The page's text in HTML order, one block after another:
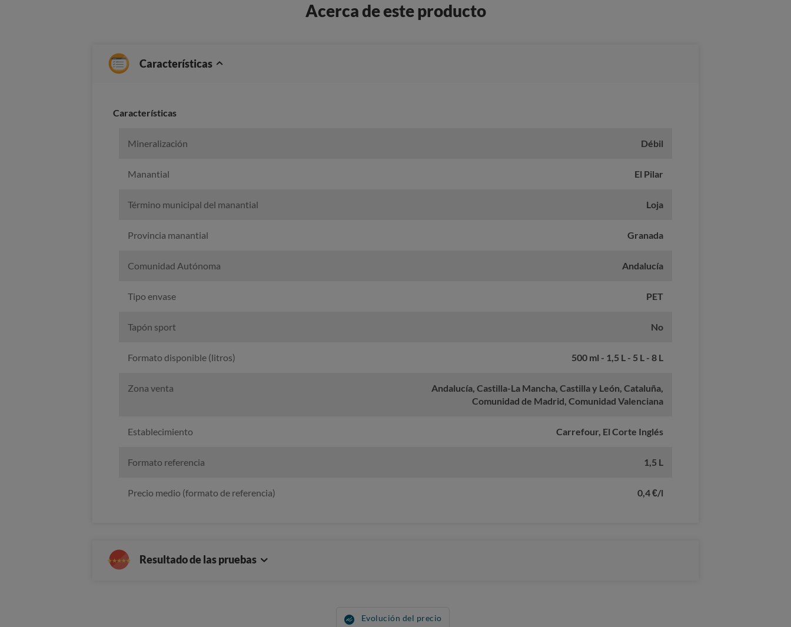
Acerca de este producto
Características
Caracterí­sticas
Mineralización Débil
Manantial El Pilar
Término municipal del manantial Loja
Provincia manantial Granada
Comunidad Autónoma Andalucía
Tipo envase PET
Tapón sport No
Formato disponible (litros) 500 ml - 1,5 L - 5 L - 8 L
Zona venta
Andalucía, Castilla-La Mancha, Castilla y León, Cataluña,
Comunidad de Madrid, Comunidad Valenciana
Establecimiento Carrefour, El Corte Inglés
Formato referencia 1,5 L
Precio medio (formato de referencia) 0,4 €/l
Resultado de las pruebas
Evolución del precio